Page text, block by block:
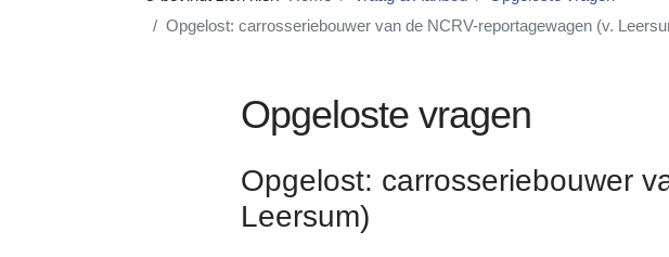
Opgelost: carrosseriebouwer van de NCRV-reportagewagen (v.
Opgeloste vragen
Opgelost: carrosseriebouwer
Leersum)